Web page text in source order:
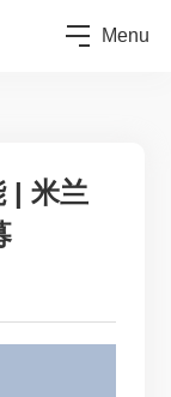
Menu
| 米兰